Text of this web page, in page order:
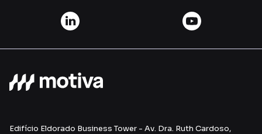
Edifício Eldorado Business Tower - Av. Dra. Ruth Cardoso,